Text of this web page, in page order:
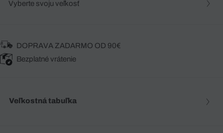
Vyberte svoju veľkosť
DOPRAVA ZADARMO OD 90€
Bezplatné vrátenie
Veľkostná tabuľka